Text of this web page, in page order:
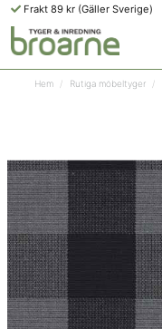
Frakt 89 kr (Gäller Sverige)
Hem Rutiga möbeltyger